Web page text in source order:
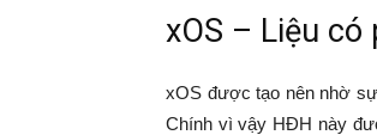
xOS – Liệu
xOS được tạo nên nhờ
Chính vì vậy HĐH này